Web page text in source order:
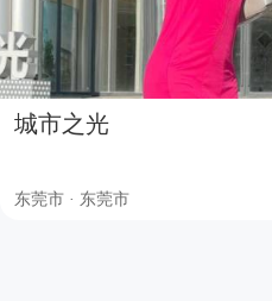
城市之光
东莞市 · 东莞市